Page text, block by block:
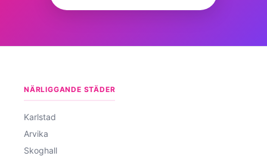
NÄRLIGGANDE STÄDER
Karlstad
Arvika
Skoghall